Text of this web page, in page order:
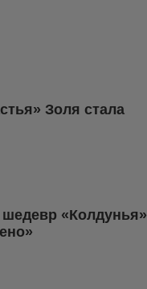
Золя стала
«Колдунья»